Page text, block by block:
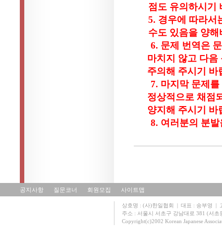
점도 유의하시기
5. 경우에 따라서
수도 있음을 양해
6. 문제 번역은
마치지 않고 다음
주의해 주시기 바
7. 마지막 문제
정상적으로 채점
양지해 주시기 바
8. 여러분의 분
공지사항 질문코너 회원모집 사이트맵
상호명 : (사)한일협회 | 대표 : 송부영 |
주소 : 서울시 서초구 강남대로 381 (서
Copyright(c)2002 Korean Japanese